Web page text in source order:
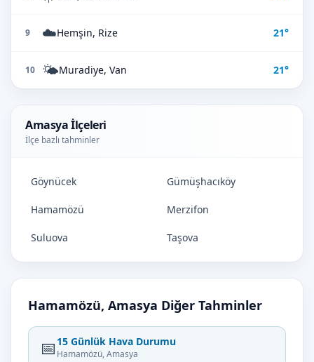
9 ☁️Hemşin, Rize 21°
10 🌤️Muradiye, Van 21°
Amasya İlçeleri
İlçe bazlı tahminler
Göynücek Gümüşhacıköy
Hamamözü Merzifon
Suluova Taşova
Hamamözü, Amasya Diğer Tahminler
📅 15 Günlük Hava Durumu
Hamamözü, Amasya